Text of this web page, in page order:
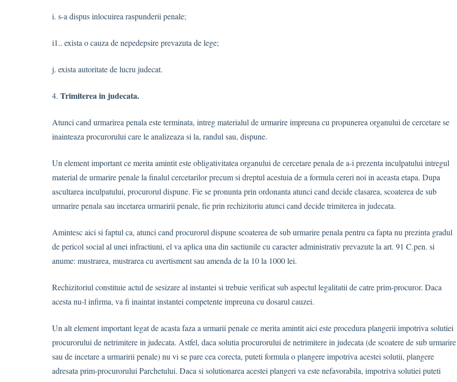
i. s-a dispus inlocuirea raspunderii penale;
i1.. exista o cauza de nepedepsire prevazuta de lege;
j. exista autoritate de lucru judecat.
4. Trimiterea in judecata.
Atunci cand urmarirea penala este terminata, intreg materialul de urmarire impreuna cu propunerea organului de cercetare se
inainteaza procurorului care le analizeaza si la, randul sau, dispune.
Un element important ce merita amintit este obligativitatea organului de cercetare penala de a-i prezenta inculpatului intregul
material de urmarire penale la finalul cercetarilor precum si dreptul acestuia de a formula cereri noi in aceasta etapa. Dupa
ascultarea inculpatului, procurorul dispune. Fie se pronunta prin ordonanta atunci cand decide clasarea, scoaterea de sub
urmarire penala sau incetarea urmaririi penale, fie prin rechizitoriu atunci cand decide trimiterea in judecata.
Amintesc aici si faptul ca, atunci cand procurorul dispune scoaterea de sub urmarire penala pentru ca fapta nu prezinta gradul
de pericol social al unei infractiuni, el va aplica una din sactiunile cu caracter administrativ prevazute la art. 91 C.pen. si
anume: mustrarea, mustrarea cu avertisment sau amenda de la 10 la 1000 lei.
Rechizitoriul constituie actul de sesizare al instantei si trebuie verificat sub aspectul legalitatii de catre prim-procuror. Daca
acesta nu-l infirma, va fi inaintat instantei competente impreuna cu dosarul cauzei.
Un alt element important legat de acasta faza a urmarii penale ce merita amintit aici este procedura plangerii impotriva solutiei
procurorului de netrimitere in judecata. Astfel, daca solutia procurorului de netrimitere in judecata (de scoatere de sub urmarire
sau de incetare a urmaririi penale) nu vi se pare cea corecta, puteti formula o plangere impotriva acestei solutii, plangere
adresata prim-procurorului Parchetului. Daca si solutionarea acestei plangeri va este nefavorabila, impotriva solutiei puteti